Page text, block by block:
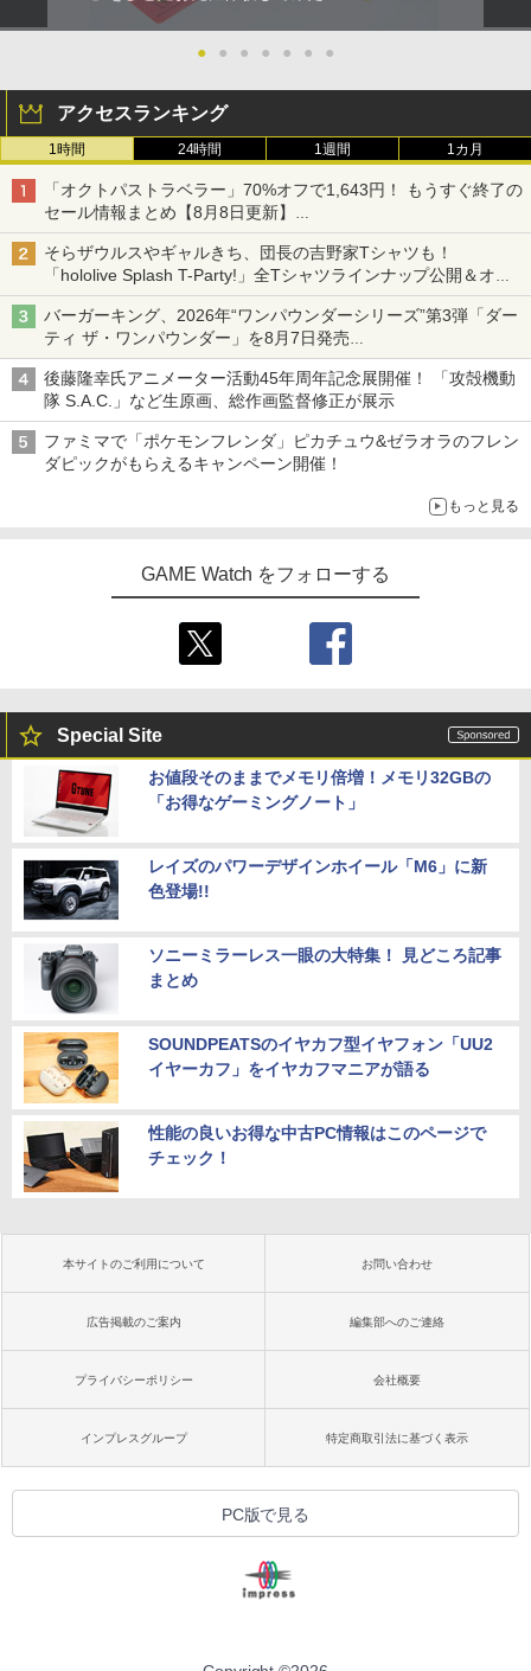
● ● ● ● ● ● ●
アクセスランキング
1時間 24時間 1週間 1カ月
「オクトパストラベラー」70%オフで1,643円！ もうすぐ終了の
セール情報まとめ【8月8日更新】
ニンテンドーeショップでは「大神 絶景版」が67%オフで990円
そらザウルスやギャルきち、団長の吉野家Tシャツも！
「hololive Splash T-Party!」全Tシャツラインナップ公開＆オン
ライン販売開始
バーガーキング、2026年“ワンパウンダーシリーズ”第3弾「ダー
ティ ザ・ワンパウンダー」を8月7日発売
「特製ガーリックマヨソース」を使用した超大型チーズバーガー
後藤隆幸氏アニメーター活動45年周年記念展開催！ 「攻殻機動
隊 S.A.C.」など生原画、総作画監督修正が展示
ファミマで「ポケモンフレンダ」ピカチュウ&ゼラオラのフレン
ダピックがもらえるキャンペーン開催！
もっと見る
GAME Watch をフォローする
Special Site
お値段そのままでメモリ倍増！メモリ32GBの
「お得なゲーミングノート」
レイズのパワーデザインホイール「M6」に新
色登場!!
ソニーミラーレス一眼の大特集！ 見どころ記事
まとめ
SOUNDPEATSのイヤカフ型イヤフォン「UU2
イヤーカフ」をイヤカフマニアが語る
性能の良いお得な中古PC情報はこのページで
チェック！
本サイトのご利用について お問い合わせ
広告掲載のご案内 編集部へのご連絡
プライバシーポリシー 会社概要
インプレスグループ 特定商取引法に基づく表示
PC版で見る